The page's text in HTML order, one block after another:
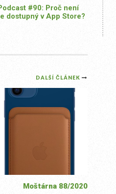
#90: Proč není
dostupný v App Store?
DALŠÍ ČLÁNEK
Moštárna 88/2020